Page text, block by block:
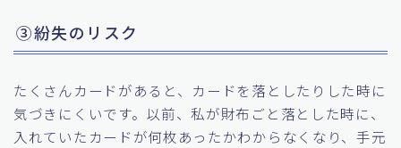
③紛失のリスク
たくさんカードがあると、カードを落としたりした時に
気づきにくいです。以前、私が財布ごと落とした時に、
入れていたカードが何枚あったかわからなくなり、手元